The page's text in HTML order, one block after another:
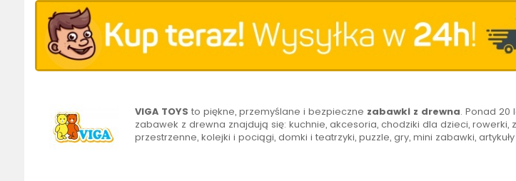
VIGA TOYS to piękne, przemyślane i bezpieczne zabawki z drewna. Ponad 20
zabawek z drewna znajdują się: kuchnie, akcesoria, chodziki dla dzieci,
przestrzenne, kolejki i pociągi, domki i teatrzyki, puzzle, gry, mini zabawki,